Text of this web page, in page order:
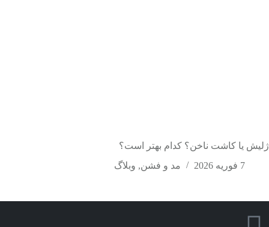
ژلیش یا کاشت ناخن؟ کدام بهتر است؟
7 فوریه 2026
مد و فشن, وبلاگ